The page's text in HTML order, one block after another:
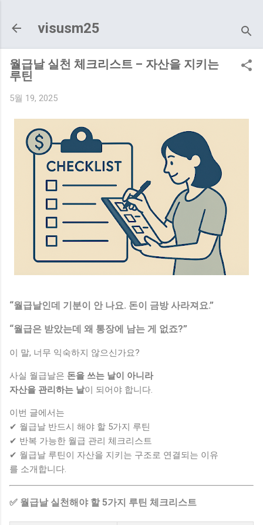
visusm25
월급날 실천 체크리스트 – 자산을 지키는
루틴
5월 19, 2025
“월급날인데 기분이 안 나요. 돈이 금방 사라져요.”
“월급은 받았는데 왜 통장에 남는 게 없죠?”
이 말, 너무 익숙하지 않으신가요?
사실 월급날은 돈을 쓰는 날이 아니라
자산을 관리하는 날이 되어야 합니다.
이번 글에서는
✔ 월급날 반드시 해야 할 5가지 루틴
✔ 반복 가능한 월급 관리 체크리스트
✔ 월급날 루틴이 자산을 지키는 구조로 연결되는 이유
를 소개합니다.
✅ 월급날 실천해야 할 5가지 루틴 체크리스트